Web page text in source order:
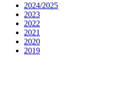
2024/2025
2023
2022
2021
2020
2019